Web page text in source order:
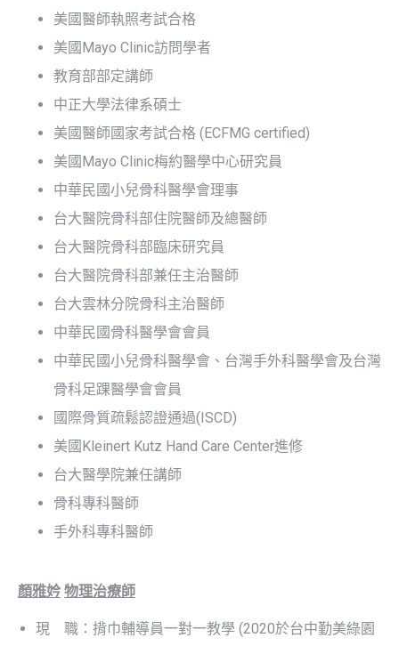
美國醫師執照考試合格
美國Mayo Clinic訪問學者
教育部部定講師
中正大學法律系碩士
美國醫師國家考試合格 (ECFMG certified)
美國Mayo Clinic梅約醫學中心研究員
中華民國小兒骨科醫學會理事
台大醫院骨科部住院醫師及總醫師
台大醫院骨科部臨床研究員
台大醫院骨科部兼任主治醫師
台大雲林分院骨科主治醫師
中華民國骨科醫學會會員
中華民國小兒骨科醫學會、台灣手外科醫學會及台灣
骨科足踝醫學會會員
國際骨質疏鬆認證通過(ISCD)
美國Kleinert Kutz Hand Care Center進修
台大醫學院兼任講師
骨科專科醫師
手外科專科醫師
顏雅妗 物理治療師
現 職：揹巾輔導員一對一教學 (2020於台中勤美綠園